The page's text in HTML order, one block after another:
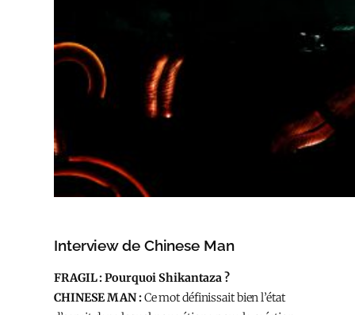
Interview de Chinese Man
FRAGIL : Pourquoi Shikantaza ?
CHINESE MAN :Ce mot définissait bien l’état